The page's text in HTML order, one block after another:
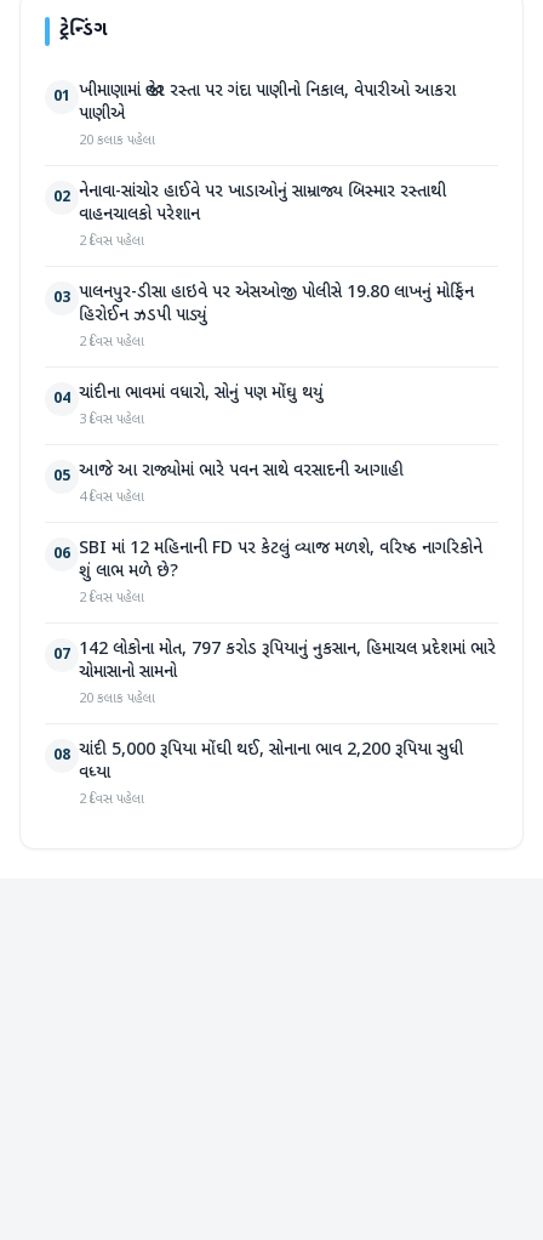
ટ્રેન્ડિંગ
01 ખીમાણામાં જાહેર રસ્તા પર ગંદા પાણીનો નિકાલ, વેપારીઓ આકરા
પાણીએ
20 કલાક પહેલા
02 નેનાવા-સાંચોર હાઈવે પર ખાડાઓનું સામ્રાજ્ય બિસ્માર રસ્તાથી
વાહનચાલકો પરેશાન
2 દિવસ પહેલા
03 પાલનપુર-ડીસા હાઇવે પર એસઓજી પોલીસે 19.80 લાખનું મોર્ફિન
હિરોઈન ઝડપી પાડ્યું
2 દિવસ પહેલા
04 ચાંદીના ભાવમાં વધારો, સોનું પણ મોંઘુ થયું
3 દિવસ પહેલા
05 આજે આ રાજ્યોમાં ભારે પવન સાથે વરસાદની આગાહી
4 દિવસ પહેલા
06 SBI માં 12 મહિનાની FD પર કેટલું વ્યાજ મળશે, વરિષ્ઠ નાગરિકોને
શું લાભ મળે છે?
2 દિવસ પહેલા
07 142 લોકોના મોત, 797 કરોડ રૂપિયાનું નુકસાન, હિમાચલ પ્રદેશમાં ભારે
ચોમાસાનો સામનો
20 કલાક પહેલા
08 ચાંદી 5,000 રૂપિયા મોંઘી થઈ, સોનાના ભાવ 2,200 રૂપિયા સુધી
વધ્યા
2 દિવસ પહેલા